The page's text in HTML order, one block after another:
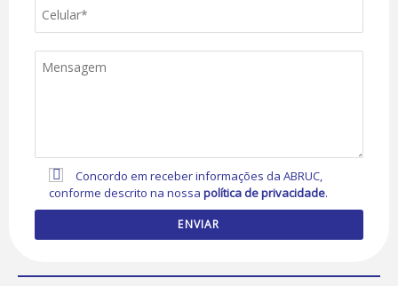
Concordo em receber informações da ABRUC,
conforme descrito na nossapolítica de privacidade.